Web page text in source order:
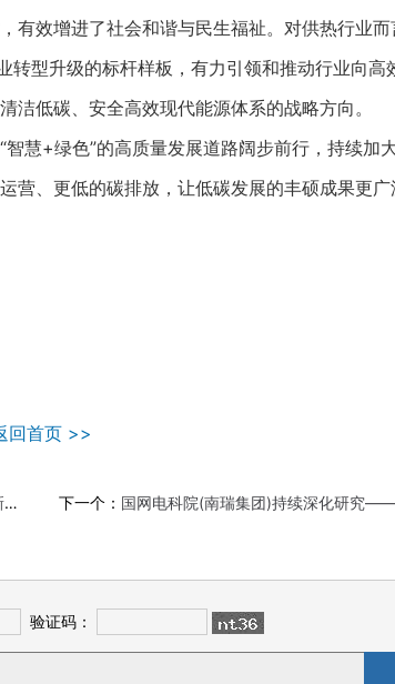
有效增进了社会和谐与民生福祉。对供热行业
型升级的标杆样板，有力引领和推动行业向高
低碳、安全高效现代能源体系的战略方向。
+绿色”的高质量发展道路阔步前行，持续加
营、更低的碳排放，让低碳发展的丰硕成果更
回首页 >>
下一个： 国网电科院(南瑞集团)持续深化研究——用创新技术
验证码：